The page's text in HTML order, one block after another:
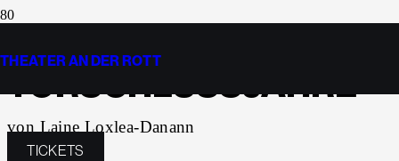
THEATER AN DER ROTT
DIE KRITISCHEN
TORSCHLUSSJAHRE
von Laine Loxlea-Danann
TICKETS